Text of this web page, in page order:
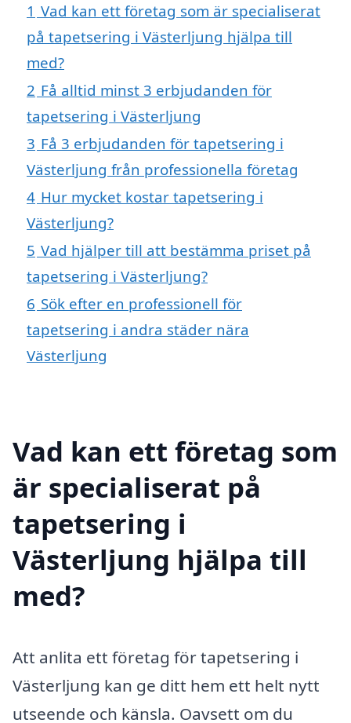
1 Vad kan ett företag som är specialiserat
på tapetsering i Västerljung hjälpa till
med?
2 Få alltid minst 3 erbjudanden för
tapetsering i Västerljung
3 Få 3 erbjudanden för tapetsering i
Västerljung från professionella företag
4 Hur mycket kostar tapetsering i
Västerljung?
5 Vad hjälper till att bestämma priset på
tapetsering i Västerljung?
6 Sök efter en professionell för
tapetsering i andra städer nära
Västerljung
Vad kan ett företag som
är specialiserat på
tapetsering i
Västerljung hjälpa till
med?
Att anlita ett företag för tapetsering i
Västerljung kan ge ditt hem ett helt nytt
utseende och känsla. Oavsett om du